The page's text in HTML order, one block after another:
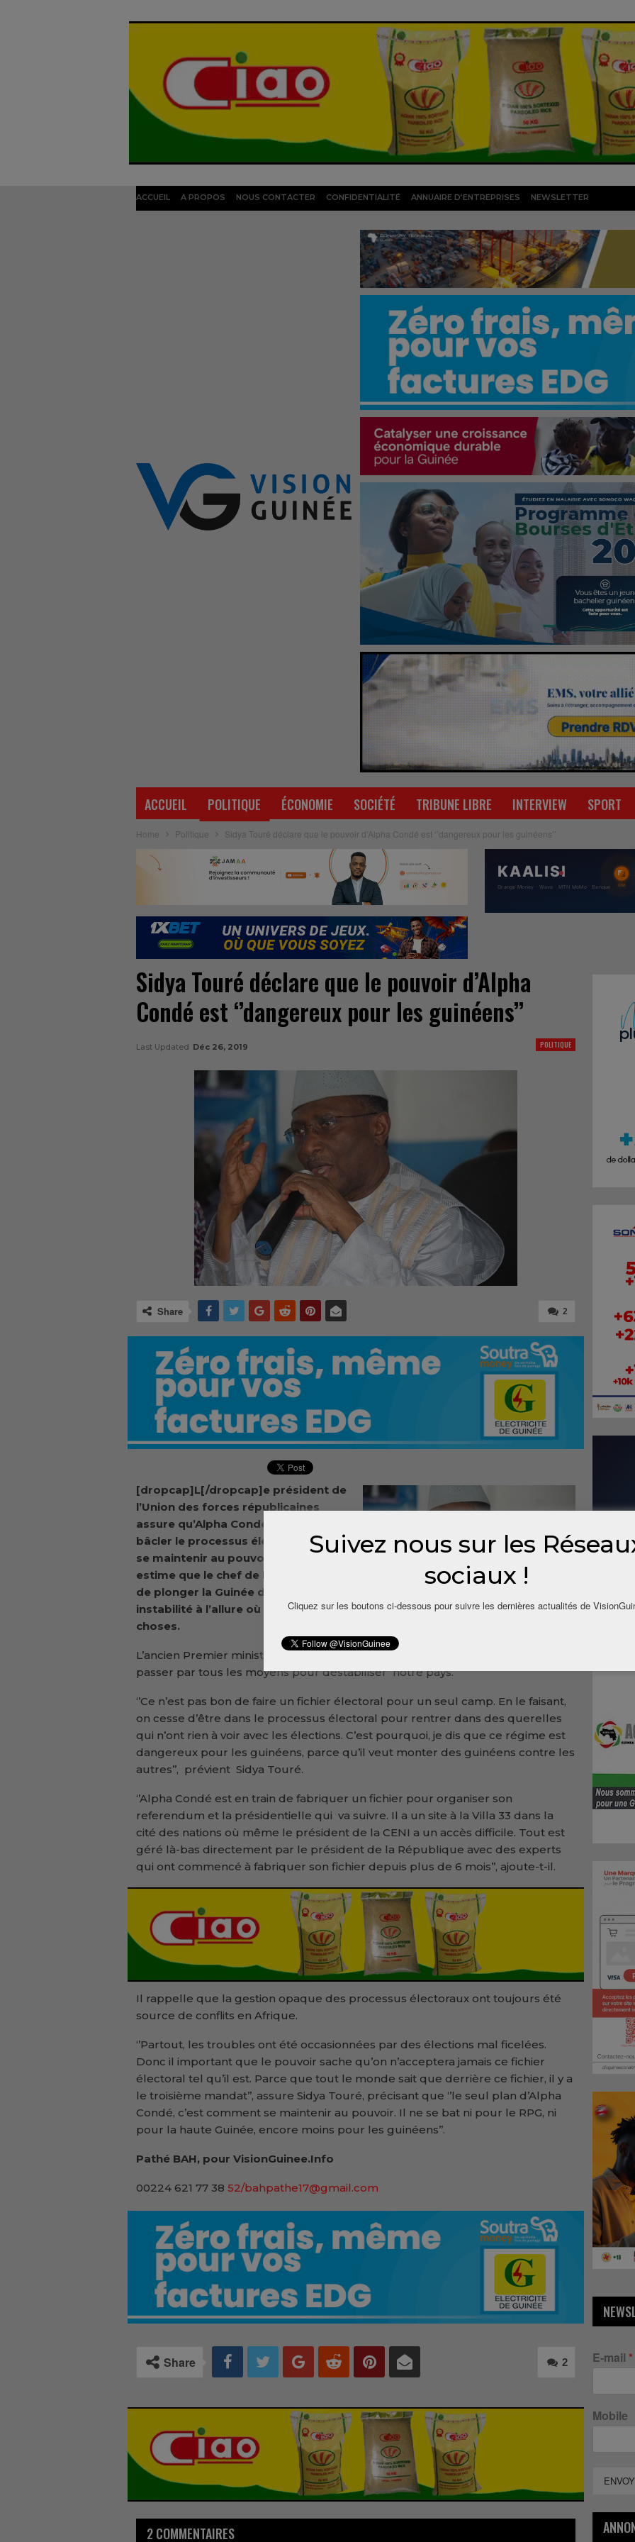
ACCUEIL A PROPOS NOUS CONTACTER CONFIDENTIALITÉ ANNUAIRE D’ENTREPRISES NEWSLETTER
ACCUEIL POLITIQUE ÉCONOMIE SOCIÉTÉ TRIBUNE LIBRE INTERVIEW SPORT
Home Politique Sidya Touré déclare que le pouvoir d’Alpha Condé est ‘’dangereux pour les guinéens’’
Sidya Touré déclare que le pouvoir d’Alpha
Condé est ‘’dangereux pour les guinéens’’
POLITIQUE
Last Updated Déc 26, 2019
2
Share
[dropcap]L[/dropcap]e président de
l’Union des forces républicaines
assure qu’Alpha Condé est prêt à
bâcler le processus électoral afin de
se maintenir au pouvoir. Sidya Touré
estime que le chef de l’Etat risque
de plonger la Guinée dans une
instabilité à l’allure où vont les
choses.
L’ancien Premier ministre assure que le président de la République est prêt à
passer par tous les moyens pour déstabiliser notre pays.
‘’Ce n’est pas bon de faire un fichier électoral pour un seul camp. En le faisant,
on cesse d’être dans le processus électoral pour rentrer dans des querelles
qui n’ont rien à voir avec les élections. C’est pourquoi, je dis que ce régime est
dangereux pour les guinéens, parce qu’il veut monter des guinéens contre les
autres’’, prévient Sidya Touré.
‘’Alpha Condé est en train de fabriquer un fichier pour organiser son
referendum et la présidentielle qui va suivre. Il a un site à la Villa 33 dans la
cité des nations où même le président de la CENI a un accès difficile. Tout est
géré là-bas directement par le président de la République avec des experts
qui ont commencé à fabriquer son fichier depuis plus de 6 mois’’, ajoute-t-il.
Il rappelle que la gestion opaque des processus électoraux ont toujours été
source de conflits en Afrique.
‘’Partout, les troubles ont été occasionnées par des élections mal ficelées.
Donc il important que le pouvoir sache qu’on n’acceptera jamais ce fichier
électoral tel qu’il est. Parce que tout le monde sait que derrière ce fichier, il y a
le troisième mandat’’, assure Sidya Touré, précisant que ‘’le seul plan d’Alpha
Condé, c’est comment se maintenir au pouvoir. Il ne se bat ni pour le RPG, ni
pour la haute Guinée, encore moins pour les guinéens’’.
Pathé BAH, pour VisionGuinee.Info
00224 621 77 38 52/bahpathe17@gmail.com
2
Share
2 COMMENTAIRES
E-mail *
Mobile
Suivez nous sur les
sociaux !
Cliquez sur les boutons ci-dessous pour suivre les dernières actualités de